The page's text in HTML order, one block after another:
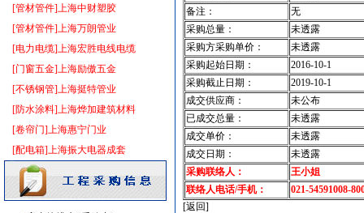
[管材管件]上海中财塑胶
[管材管件]上海万朗管业
[电力电缆]上海宏胜电线电缆
[门窗五金]上海励傲五金
[不锈钢管]上海挺特管业
[防水涂料]上海烨加建筑材料
[卷帘门]上海惠宁门业
[配电箱]上海振大电器成套
筒灯 [采购中]
绿化苗木 [采购中]
卫浴洁具 [采购中]
给排水管件 [采购中]
消防工程 [采购中]
低压电器 [采购中]
景观绿化 [采购中]
电器开关 [采购中]
标线
[采购中]
滤毒式排风
备注：
无
采购总量：
未透露
采购方采购单价：
未透露
采购起始日期：
2016-10-1
采购截止日期：
2019-10-1
成交供应商：
未公布
已成交总量：
未透露
成交单价：
未透露
成交日期：
未透露
采购联络人：
王小姐
联络人电话/手机：
021-54591008-
[返回]